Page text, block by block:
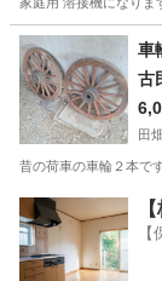
長野 岡谷市
車
古
田
昔の荷車の車輪２本で
長野 上伊那郡